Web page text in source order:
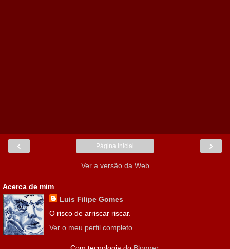
‹ ›
Página inicial
Ver a versão da Web
Acerca de mim
Luis Filipe Gomes
O risco de arriscar riscar.
Ver o meu perfil completo